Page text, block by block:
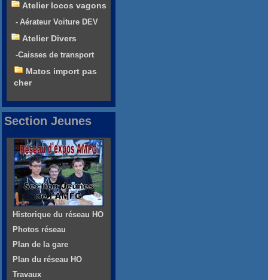
Atelier locos vagons
- Aérateur Voiture DEV
Atelier Divers
-Caisses de transport
Matos import pas
cher
Section Jeunes
Historique du réseau HO
Photos réseau
Plan de la gare
Plan du réseau HO
Travaux